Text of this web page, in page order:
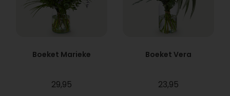
Boeket Marieke
29,95
Boeket Vera
23,95